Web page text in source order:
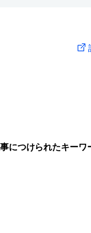
につけられたキーワ